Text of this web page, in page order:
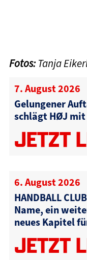
Fotos:Tanja
7. August 2026
Gelungener
schlägt HØJ mit
JETZT
6. August 2026
HANDBALL
Name, ein
neues Kapitel
JETZT